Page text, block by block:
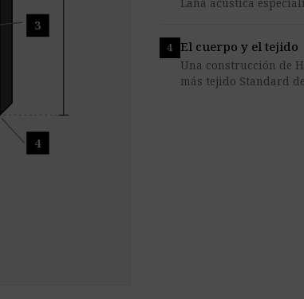
4
3
Lana acústica
El cuerpo y el tejido
Una construcción de
más tejido Standard